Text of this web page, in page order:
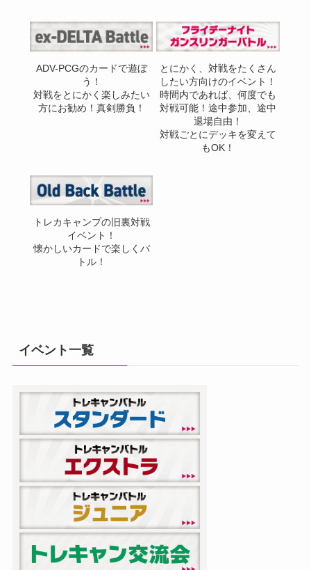
ADV-PCGのカードで遊ぼ
う！
対戦をとにかく楽しみたい
方にお勧め！真剣勝負！
とにかく、対戦をたくさん
したい方向けのイベント！
時間内であれば、何度でも
対戦可能！途中参加、途中
退場自由！
対戦ごとにデッキを変えて
もOK！
トレカキャンプの旧裏対戦
イベント！
懐かしいカードで楽しくバ
トル！
イベント一覧